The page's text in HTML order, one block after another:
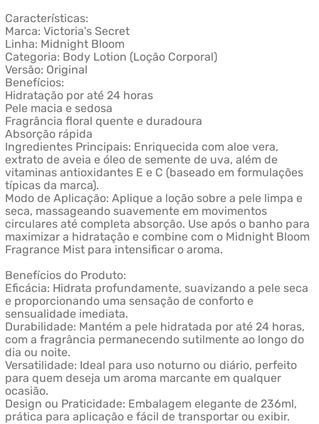
Características:
Marca: Victoria's Secret
Linha: Midnight Bloom
Categoria: Body Lotion (Loção Corporal)
Versão: Original
Benefícios:
Hidratação por até 24 horas
Pele macia e sedosa
Fragrância floral quente e duradoura
Absorção rápida
Ingredientes Principais: Enriquecida com aloe vera,
extrato de aveia e óleo de semente de uva, além de
vitaminas antioxidantes E e C (baseado em formulações
típicas da marca).
Modo de Aplicação: Aplique a loção sobre a pele limpa e
seca, massageando suavemente em movimentos
circulares até completa absorção. Use após o banho para
maximizar a hidratação e combine com o Midnight Bloom
Fragrance Mist para intensificar o aroma.
Benefícios do Produto:
Eficácia: Hidrata profundamente, suavizando a pele seca
e proporcionando uma sensação de conforto e
sensualidade imediata.
Durabilidade: Mantém a pele hidratada por até 24 horas,
com a fragrância permanecendo sutilmente ao longo do
dia ou noite.
Versatilidade: Ideal para uso noturno ou diário, perfeito
para quem deseja um aroma marcante em qualquer
ocasião.
Design ou Praticidade: Embalagem elegante de 236ml,
prática para aplicação e fácil de transportar ou exibir.